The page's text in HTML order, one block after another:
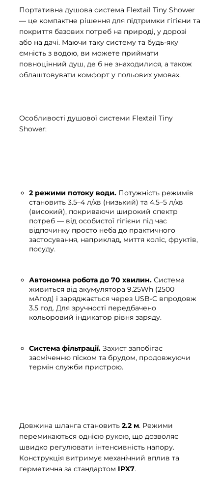
Портативна душова система Flextail Tiny Shower
— це компактне рішення для підтримки гігієни та
покриття базових потреб на природі, у дорозі
або на дачі. Маючи таку систему та будь-яку
ємність з водою, ви можете приймати
повноцінний душ, де б не знаходилися, а також
облаштовувати комфорт у польових умовах.
Особливості душової системи Flextail Tiny
Shower:
2 режими потоку води. Потужність режимів
становить 3.5–4 л/хв (низький) та 4.5–5 л/хв
(високий), покриваючи широкий спектр
потреб — від особистої гігієни під час
відпочинку просто неба до практичного
застосування, наприклад, миття коліс, фруктів,
посуду.
Автономна робота до 70 хвилин. Система
живиться від акумулятора 9.25Wh (2500
мАгод) і заряджається через USB-C впродовж
3.5 год. Для зручності передбачено
кольоровий індикатор рівня заряду.
Система фільтрації. Захист запобігає
засміченню піском та брудом, продовжуючи
термін служби пристрою.
Довжина шланга становить 2.2 м. Режими
перемикаються однією рукою, що дозволяє
швидко регулювати інтенсивність напору.
Конструкція витримує механічний вплив та
герметична за стандартом IPX7.